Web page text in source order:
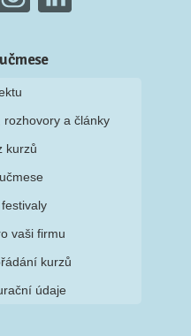
rozhovory a články
kurzů
vaši firmu
kurzů
údaje